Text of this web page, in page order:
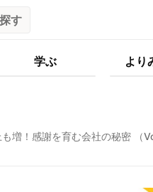
す
学ぶ より
増！感謝を育む会社の秘密 （